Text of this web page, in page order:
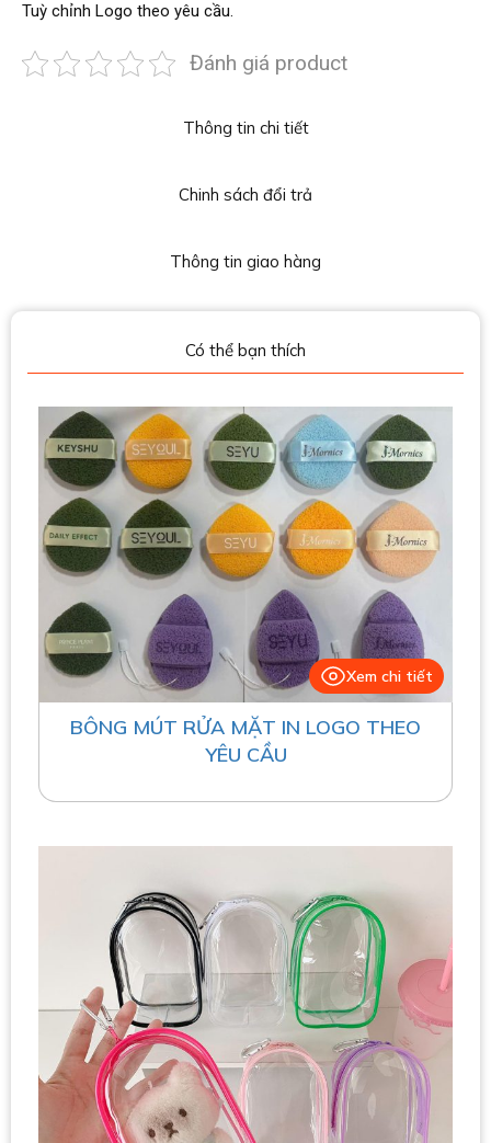
Thông tin chi tiết
Chinh sách đổi trả
Thông tin giao hàng
Tuỳ chỉnh Logo theo yêu cầu.
Đánh giá product
Có thể bạn thích
Xem chi tiết
BÔNG MÚT RỬA MẶT IN LOGO THEO
YÊU CẦU